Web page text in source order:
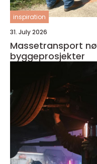
inspiration
31. July 2026
Massetransport nøkkelen til effektive
byggeprosjekter